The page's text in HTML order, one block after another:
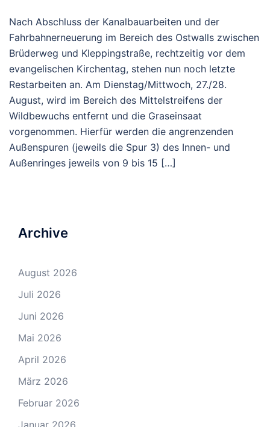
Nach Abschluss der Kanalbauarbeiten und der
Fahrbahnerneuerung im Bereich des Ostwalls zwischen
Brüderweg und Kleppingstraße, rechtzeitig vor dem
evangelischen Kirchentag, stehen nun noch letzte
Restarbeiten an. Am Dienstag/Mittwoch, 27./28.
August, wird im Bereich des Mittelstreifens der
Wildbewuchs entfernt und die Graseinsaat
vorgenommen. Hierfür werden die angrenzenden
Außenspuren (jeweils die Spur 3) des Innen- und
Außenringes jeweils von 9 bis 15 […]
Archive
August 2026
Juli 2026
Juni 2026
Mai 2026
April 2026
März 2026
Februar 2026
Januar 2026